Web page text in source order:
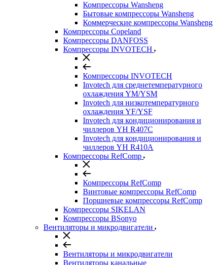
Компрессоры Wansheng
Бытовые компрессоры Wansheng
Коммерческие компрессоры Wansheng
Компрессоры Copeland
Компрессоры DANFOSS
Компрессоры INVOTECH
Компрессоры INVOTECH
Invotech для среднетемпературного
охлаждения YM/YSM
Invotech для низкотемпературного
охлаждения YF/YSF
Invotech для кондиционирования и
чиллеров YH R407C
Invotech для кондиционирования и
чиллеров YH R410A
Компрессоры RefComp
Компрессоры RefComp
Винтовые компрессоры RefComp
Поршневые компрессоры RefComp
Компрессоры SIKELAN
Компрессоры BSonyo
Вентиляторы и микродвигатели
Вентиляторы и микродвигатели
Вентиляторы канальные